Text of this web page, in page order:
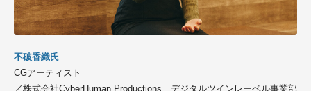
不破香織氏
CGアーティスト
／株式会社CyberHuman Productions デジタルツインレーベル事業部